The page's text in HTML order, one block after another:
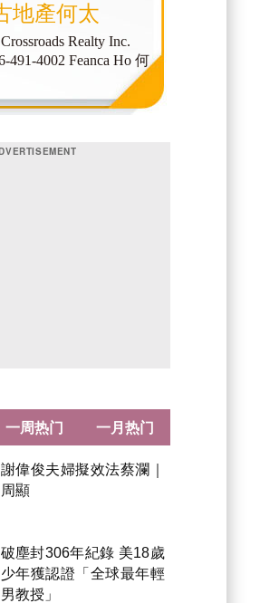
謝偉俊夫婦擬效法蔡瀾｜
周顯
破塵封306年紀錄 美18歲
少年獲認證「全球最年輕
男教授」
一周热门 一月热门